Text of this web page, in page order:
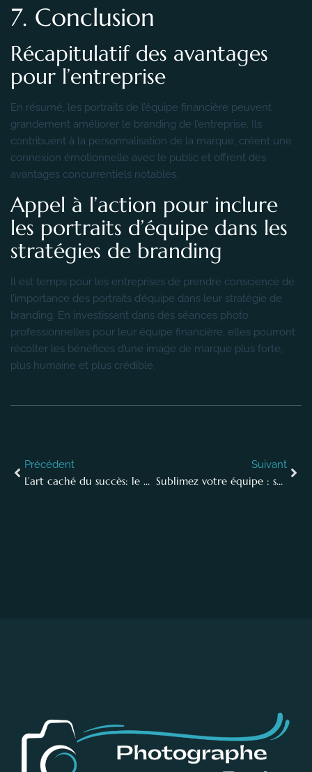
7. Conclusion
Récapitulatif des avantages
pour l’entreprise
En résumé, les portraits de l’équipe financière peuvent
grandement améliorer le branding de l’entreprise. Ils
contribuent à la personnalisation de la marque, créent une
connexion émotionnelle avec le public et offrent des
avantages concurrentiels notables.
Appel à l’action pour inclure
les portraits d’équipe dans les
stratégies de branding
Il est temps pour les entreprises de prendre conscience de
l’importance des portraits d’équipe dans leur stratégie de
branding. En investissant dans des séances photo
professionnelles pour leur équipe financière, elles pourront
récolter les bénéfices d’une image de marque plus forte,
plus humaine et plus crédible.
Précédent
L’art caché du succès: le photographe corporate, un atout inattendu pour votre entreprise
Suivant
Sublimez votre équipe : secrets d’un portrait professionnel en entreprise